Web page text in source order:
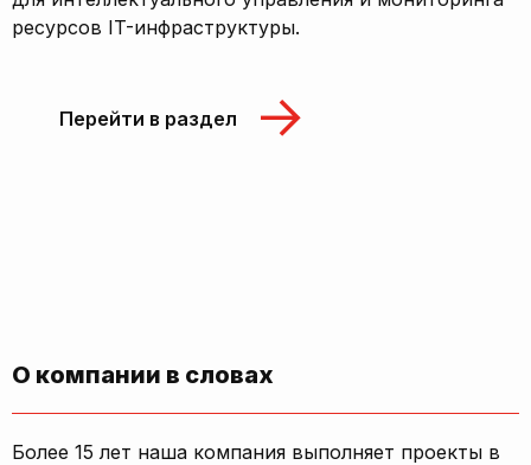
ресурсов IT-инфраструктуры.
Перейти в раздел
О компании в словах
Более 15 лет наша компания выполняет проекты в